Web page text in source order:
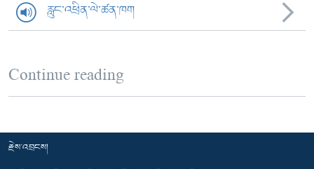
རླུང་འཕྲིན་ལེ་ཚན་ཁག
Continue reading
རྗེས་འབྲངས།